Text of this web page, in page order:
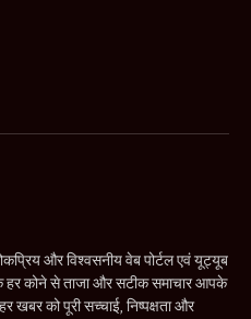
और विश्वसनीय वेब पोर्टल एवं यूट्यूब
कोने से ताजा और सटीक समाचार आपके
खबर को पूरी सच्चाई, निष्पक्षता और